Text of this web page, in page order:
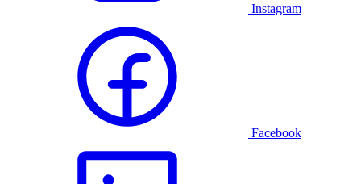
Instagram
Facebook